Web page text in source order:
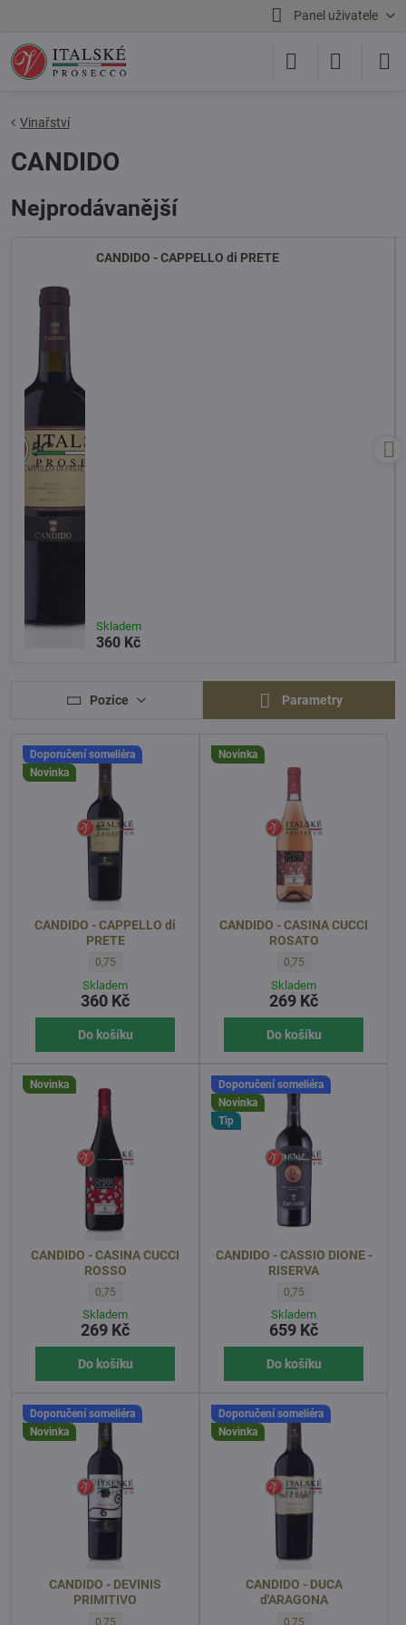
Panel uživatele
Vinařství
CANDIDO
Nejprodávanější
CANDIDO - CAPPELLO di PRETE
Skladem
360 Kč
Pozice Parametry
Doporučení someliéra
Novinka
CANDIDO - CAPPELLO di
PRETE
CANDIDO - CAPPELLO di PRETE - OBJEM l:
0,75
Skladem
360 Kč
Do košíku
Novinka
CANDIDO - CASINA CUCCI
ROSATO
CANDIDO - CASINA
0,75
Skladem
269 Kč
Do košíku
Novinka
CANDIDO - CASINA CUCCI
ROSSO
CANDIDO - CASINA CUCCI ROSSO - OBJEM l:
0,75
Skladem
269 Kč
Do košíku
Doporučení someliéra
Novinka
Tip
CANDIDO - CASSIO DIONE -
RISERVA
CANDIDO - CASSIO
0,75
Skladem
659 Kč
Do košíku
Doporučení someliéra
Novinka
CANDIDO - DEVINIS
PRIMITIVO
CANDIDO - DEVINIS PRIMITIVO - OBJEM l:
0,75
Doporučení someliéra
Novinka
CANDIDO - DUCA
d'ARAGONA
CANDIDO - DUCA
0,75